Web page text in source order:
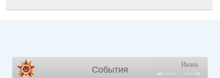
События
Июнь